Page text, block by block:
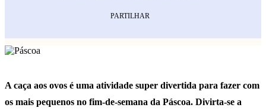
PARTILHAR
A caça aos ovos é uma atividade super divertida para fazer com
os mais pequenos no fim-de-semana da Páscoa. Divirta-se a